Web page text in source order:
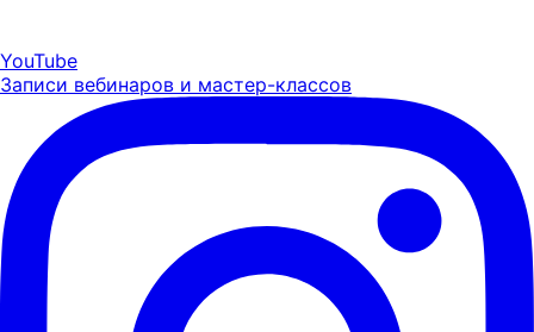
YouTube
Записи вебинаров и мастер-классов